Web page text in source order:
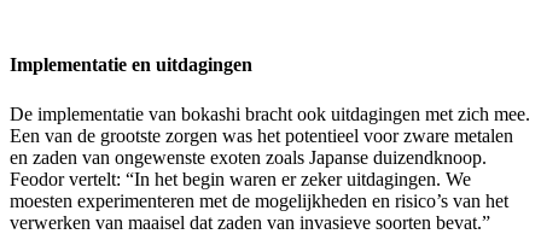
Implementatie en uitdagingen
De implementatie van bokashi bracht ook uitdagingen met zich mee.
Een van de grootste zorgen was het potentieel voor zware metalen
en zaden van ongewenste exoten zoals Japanse duizendknoop.
Feodor vertelt: “In het begin waren er zeker uitdagingen. We
moesten experimenteren met de mogelijkheden en risico’s van het
verwerken van maaisel dat zaden van invasieve soorten bevat.”